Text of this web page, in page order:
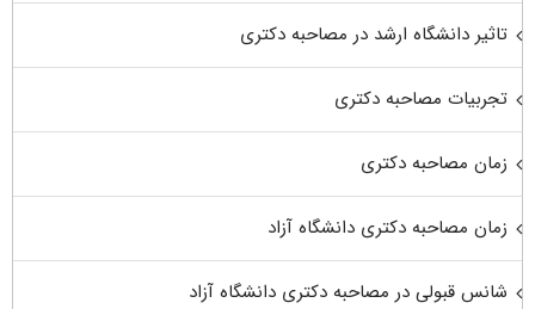
تاثیر دانشگاه ارشد در مصاحبه دکتری
تجربیات مصاحبه دکتری
زمان مصاحبه دکتری
زمان مصاحبه دکتری دانشگاه آزاد
شانس قبولی در مصاحبه دکتری دانشگاه آزاد